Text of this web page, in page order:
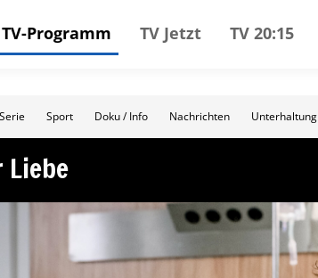
TV-Programm TV Jetzt TV 20:15
Serie Sport Doku / Info Nachrichten Unterhaltung